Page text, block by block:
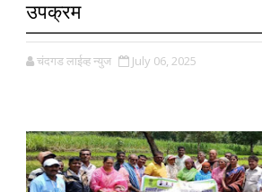
उपक्रम
चंदगड लाईव्ह न्युज July 06, 2025